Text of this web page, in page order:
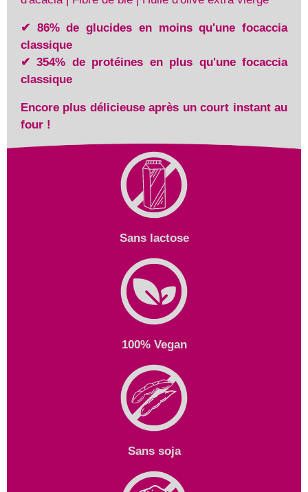
✔ 86% de glucides en moins qu'une focaccia
classique
✔ 354% de protéines en plus qu'une focaccia
classique
Encore plus délicieuse après un court instant au
four !
Sans lactose
100% Vegan
Sans soja